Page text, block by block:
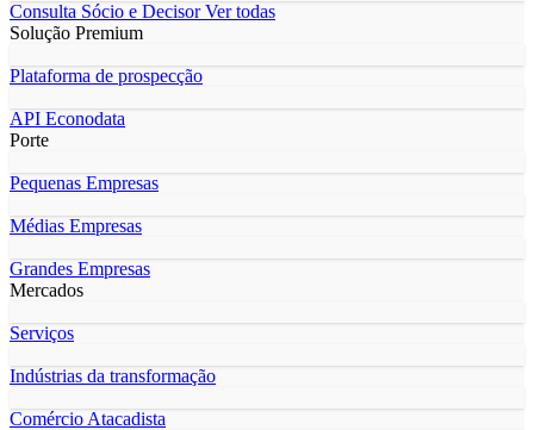
Consulta Sócio e DecisorVer todas
Solução Premium
Plataforma de prospecção
API Econodata
Porte
Pequenas Empresas
Médias Empresas
Grandes Empresas
Mercados
Serviços
Indústrias da transformação
Comércio Atacadista